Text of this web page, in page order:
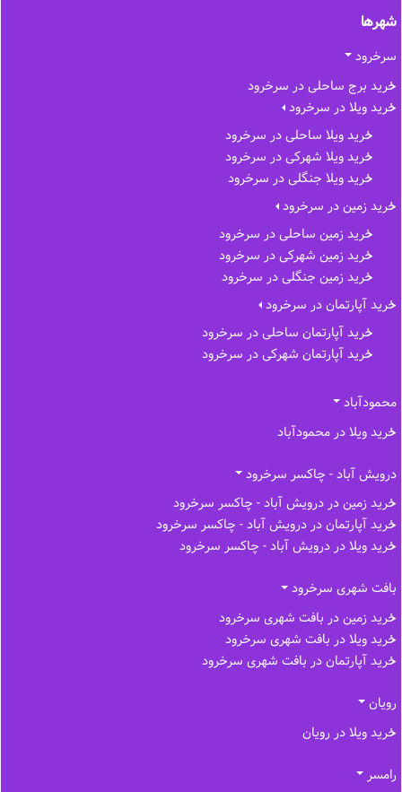
شهرها
سرخرود
خرید برج ساحلی در سرخرود
خرید ویلا در سرخرود
خرید ویلا ساحلی در سرخرود
خرید ویلا شهرکی در سرخرود
خرید ویلا جنگلی در سرخرود
خرید زمین در سرخرود
خرید زمین ساحلی در سرخرود
خرید زمین شهرکی در سرخرود
خرید زمین جنگلی در سرخرود
خرید آپارتمان در سرخرود
خرید آپارتمان ساحلی در سرخرود
خرید آپارتمان شهرکی در سرخرود
محمودآباد
خرید ویلا در محمودآباد
درویش آباد - چاکسر سرخرود
خرید زمین در درویش آباد - چاکسر سرخرود
خرید آپارتمان در درویش آباد - چاکسر سرخرود
خرید ویلا در درویش آباد - چاکسر سرخرود
بافت شهری سرخرود
خرید زمین در بافت شهری سرخرود
خرید ویلا در بافت شهری سرخرود
خرید آپارتمان در بافت شهری سرخرود
رویان
خرید ویلا در رویان
رامسر